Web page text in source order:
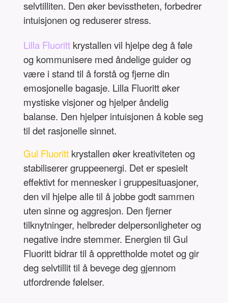
selvtilliten. Den øker bevisstheten, forbedrer
intuisjonen og reduserer stress.
Lilla Fluoritt krystallen vil hjelpe deg å føle
og kommunisere med åndelige guider og
være i stand til å forstå og fjerne din
emosjonelle bagasje. Lilla Fluoritt øker
mystiske visjoner og hjelper åndelig
balanse. Den hjelper intuisjonen å koble seg
til det rasjonelle sinnet.
Gul Fluoritt krystallen øker kreativiteten og
stabiliserer gruppeenergi. Det er spesielt
effektivt for mennesker i gruppesituasjoner,
den vil hjelpe alle til å jobbe godt sammen
uten sinne og aggresjon. Den fjerner
tilknytninger, helbreder delpersonligheter og
negative indre stemmer. Energien til Gul
Fluoritt bidrar til å opprettholde motet og gir
deg selvtillit til å bevege deg gjennom
utfordrende følelser.